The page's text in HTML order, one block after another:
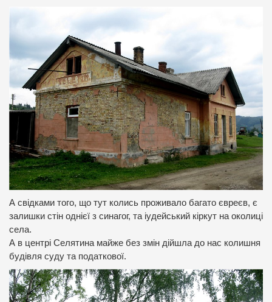
А свідками того, що тут колись проживало багато євреєв, є
залишки стін однієї з синагог, та іудейський кіркут на околиці
села.
А в центрі Селятина майже без змін дійшла до нас колишня
будівля суду та податкової.